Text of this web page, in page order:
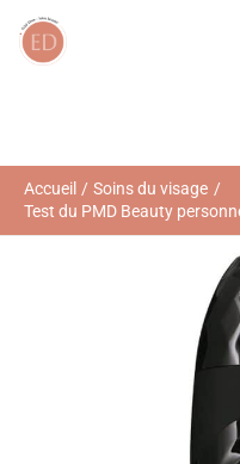
Accueil
Soins du visage
Test du PMD Beauty
R
e
r
c